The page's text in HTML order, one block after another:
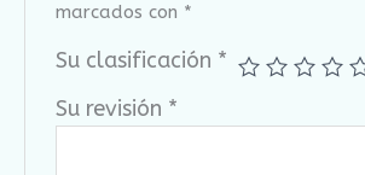
marcados con *
Su clasificación *
Su revisión *